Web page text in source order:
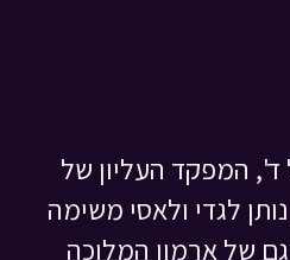
ד', המפקד העליון של
לגדי ולאסי משימה
של ארמון המלוכה